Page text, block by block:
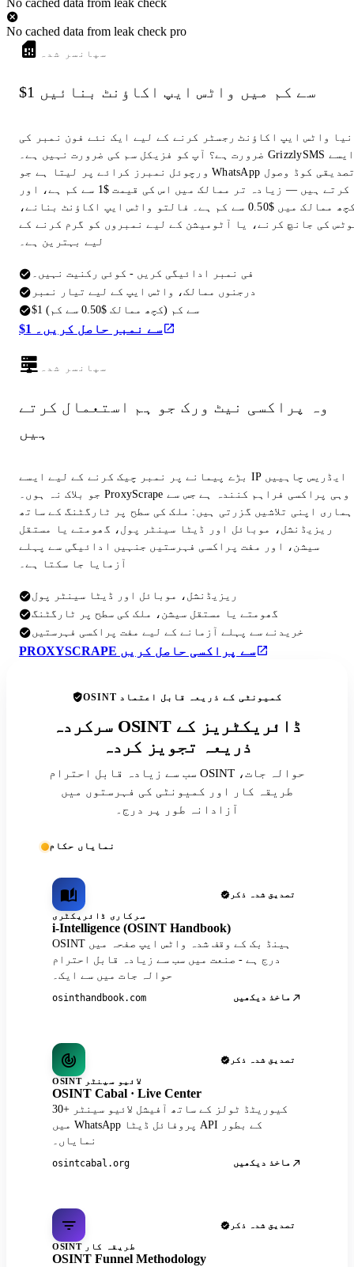
No cached data from leak check pro
سپانسر شدہ
$1 سے کم میں واٹس ایپ اکاؤنٹ بنائیں
نیا واٹس ایپ اکاؤنٹ رجسٹر کرنے کے لیے ایک نئے فون نمبر کی
ضرورت ہے؟ آپ کو فزیکل سم کی ضرورت نہیں ہے۔ GrizzlySMS ایسے
ورچوئل نمبرز کرائے پر لیتا ہے جو WhatsApp تصدیقی کوڈ وصول
کرتے ہیں — زیادہ تر ممالک میں اس کی قیمت $1 سے کم ہے، اور
کچھ ممالک میں $0.50 سے کم ہے۔ فالتو واٹس ایپ اکاؤنٹ بنانے،
کی جانچ کرنے، یا آٹومیشن کے لیے نمبروں کو گرم کرنے کے
لیے بہترین ہے۔
فی نمبر ادائیگی کریں - کوئی رکنیت نہیں۔
درجنوں ممالک، واٹس ایپ کے لیے تیار نمبر
$1 سے کم (کچھ ممالک $0.50 سے کم)
$1 سے نمبر حاصل کریں۔
سپانسر شدہ
وہ پراکسی نیٹ ورک جو ہم استعمال کرتے
ہیں
بڑے پیمانے پر نمبر چیک کرنے کے لیے ایسے IP ایڈریس چاہییں
جو بلاک نہ ہوں۔ ProxyScrape وہی پراکسی فراہم کنندہ ہے جس سے
ہماری اپنی تلاشیں گزرتی ہیں: ملک کی سطح پر ٹارگٹنگ کے ساتھ
ریزیڈنشل، موبائل اور ڈیٹا سینٹر پول، گھومتے یا مستقل
سیشن، اور مفت پراکسی فہرستیں جنہیں ادائیگی سے پہلے
آزمایا جا سکتا ہے۔
ریزیڈنشل، موبائل اور ڈیٹا سینٹر پول
گھومتے یا مستقل سیشن، ملک کی سطح پر ٹارگٹنگ
خریدنے سے پہلے آزمانے کے لیے مفت پراکسی فہرستیں
PROXYSCRAPE سے پراکسی حاصل کریں
OSINT کمیونٹی کے ذریعہ قابل اعتماد
سرکردہ OSINT ڈائریکٹریز کے
ذریعہ تجویز کردہ
سب سے زیادہ قابل احترام OSINT حوالہ جات،
طریقہ کار اور کمیونٹی کی فہرستوں میں
آزادانہ طور پر درج۔
نمایاں حکام
تصدیق شدہ ذکر
سرکاری ڈائریکٹری
i-Intelligence (OSINT Handbook)
OSINT ہینڈ بک کے وقف شدہ واٹس ایپ صفحہ میں
درج ہے - صنعت میں سب سے زیادہ قابل احترام
حوالہ جات میں سے ایک۔
osinthandbook.com ماخذ دیکھیں
تصدیق شدہ ذکر
OSINT لائیو سینٹر
OSINT Cabal · Live Center
30+ کیوریٹڈ ٹولز کے ساتھ آفیشل لائیو سینٹر
میں WhatsApp پروفائل ڈیٹا API کے بطور
نمایاں۔
osintcabal.org ماخذ دیکھیں
تصدیق شدہ ذکر
OSINT طریقہ کار
OSINT Funnel Methodology